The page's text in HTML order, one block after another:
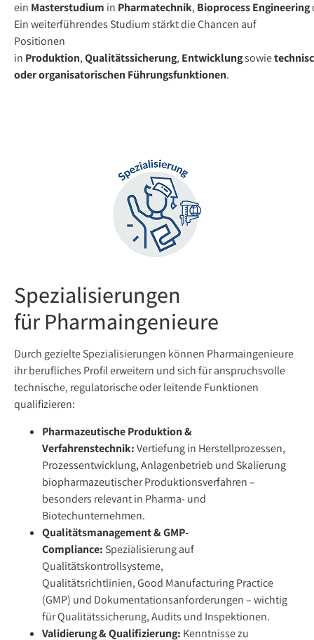
ein Masterstudium in Pharmatechnik, Bioprocess Engineering
Ein weiterführendes Studium stärkt die Chancen auf
Positionen
in Produktion,Qualitätssicherung, Entwicklungsowie
oder organisatorischen Führungsfunktionen.
Spezialisierungen
für Pharmaingenieure
Durch gezielte Spezialisierungen können Pharmaingenieure
ihr berufliches Profil erweitern und sich für anspruchsvolle
technische, regulatorische oder leitende Funktionen
qualifizieren:
Pharmazeutische Produktion &
Verfahrenstechnik:Vertiefung in Herstellprozessen,
Prozessentwicklung, Anlagenbetrieb und Skalierung
biopharmazeutischer Produktionsverfahren –
besonders relevant in Pharma- und
Biotechunternehmen.
Qualitätsmanagement & GMP-
Compliance: Spezialisierung auf
Qualitätskontrollsysteme,
Qualitätsrichtlinien, Good Manufacturing Practice
(GMP) und Dokumentationsanforderungen – wichtig
für Qualitätssicherung, Audits und Inspektionen.
Validierung & Qualifizierung: Kenntnisse zu